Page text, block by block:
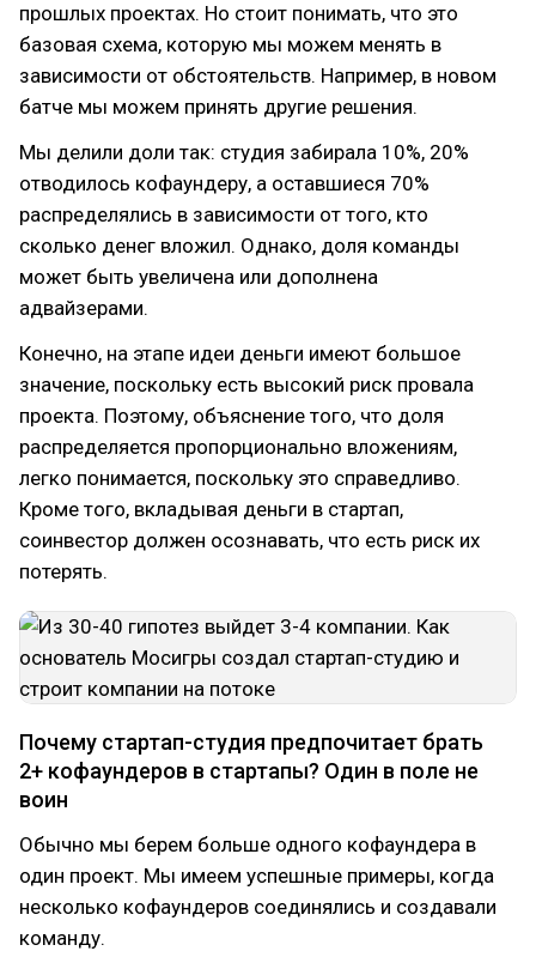
прошлых проектах. Но стоит понимать, что это
базовая схема, которую мы можем менять в
зависимости от обстоятельств. Например, в новом
батче мы можем принять другие решения.
Мы делили доли так: студия забирала 10%, 20%
отводилось кофаундеру, а оставшиеся 70%
распределялись в зависимости от того, кто
сколько денег вложил. Однако, доля команды
может быть увеличена или дополнена
адвайзерами.
Конечно, на этапе идеи деньги имеют большое
значение, поскольку есть высокий риск провала
проекта. Поэтому, объяснение того, что доля
распределяется пропорционально вложениям,
легко понимается, поскольку это справедливо.
Кроме того, вкладывая деньги в стартап,
соинвестор должен осознавать, что есть риск их
потерять.
Почему стартап-студия предпочитает брать
2+ кофаундеров в стартапы? Один в поле не
воин
Обычно мы берем больше одного кофаундера в
один проект. Мы имеем успешные примеры, когда
несколько кофаундеров соединялись и создавали
команду.